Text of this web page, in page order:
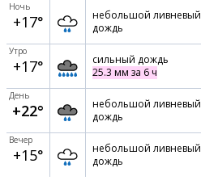
Ночь
+17°
небольшой ливневый
дождь
Утро
+17°
сильный дождь
25.3 мм за 6 ч
День
+22°
небольшой ливневый
дождь
Вечер
+15°
небольшой ливневый
дождь